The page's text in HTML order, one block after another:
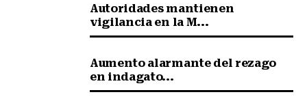
Autoridades mantienen
vigilancia en la M...
Aumento alarmante del rezago
en indagato...